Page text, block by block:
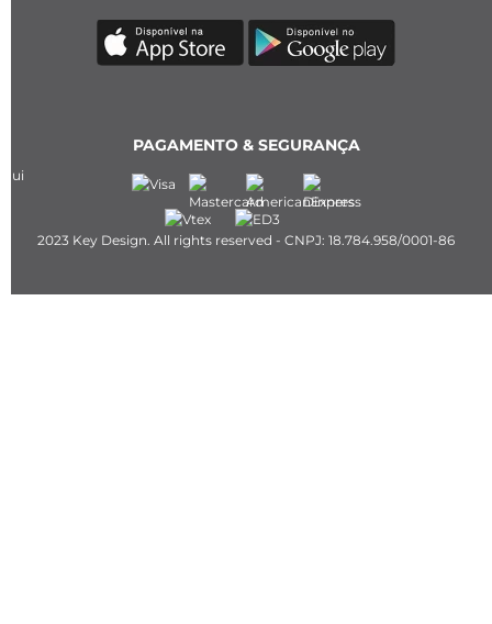
PAGAMENTO & SEGURANÇA
2023 Key Design. All rights reserved - CNPJ: 18.784.958/0001-86